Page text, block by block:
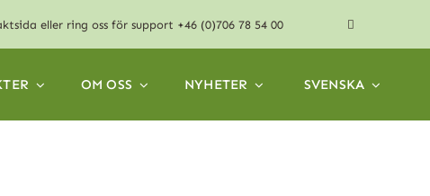
eller ring oss för support +46 (0)706 78 54 00
OM OSS NYHETER SVENSKA